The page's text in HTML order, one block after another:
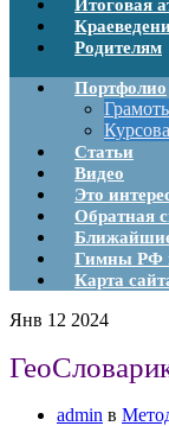
Итоговая
Родителям
Портфолио
Статьи
Видео
Это
Обратная
Гимны РФ
Карта
Янв 12 2024
admin в